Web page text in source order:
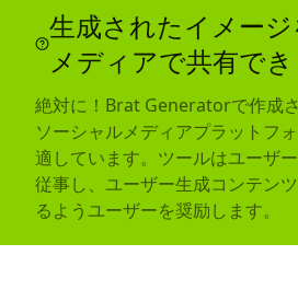
生成されたイメー
メディアで共有で
絶対に！Brat Generatorで作成さ
ソーシャルメディアプラットフ
適しています。ツールはユーザ
従事し、ユーザー生成コンテン
るようユーザーを奨励します。